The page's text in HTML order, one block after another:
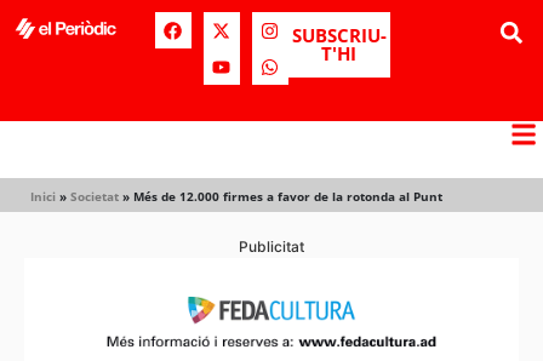
SUBSCRIU-
T'HI
Inici » Societat » Més de 12.000 firmes a favor de la rotonda al Punt
Publicitat